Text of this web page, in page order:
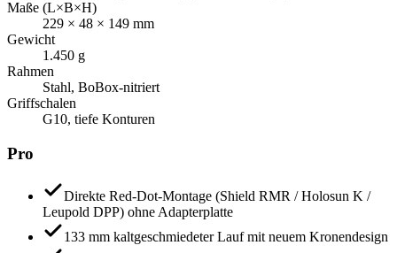
Maße (L×B×H)
229 × 48 × 149 mm
Gewicht
1.450 g
Rahmen
Stahl, BoBox-nitriert
Griffschalen
G10, tiefe Konturen
Pro
Direkte Red-Dot-Montage (Shield RMR / Holosun K /
Leupold DPP) ohne Adapterplatte
133 mm kaltgeschmiedeter Lauf mit neuem Kronendesign